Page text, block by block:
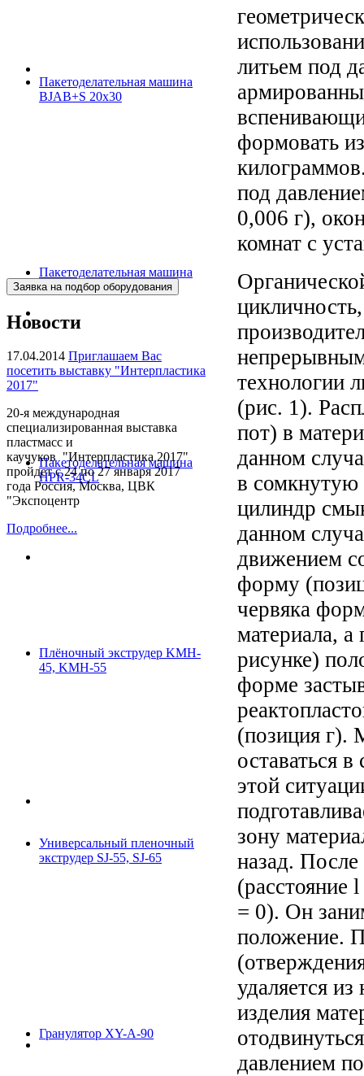
Пакетоделательная машина
BJAB+S 20x30
Пакетоделательная машина
BJAF+S 40*2M
Пакетоделательная машина
HPR-34CL
Плёночный экструдер KMH-
45, KMH-55
Универсальный пленочный
экструдер SJ-55, SJ-65
Гранулятор XY-A-90
Новости
17.04.2014 Приглашаем Вас
посетить выставку "Интерпластика
2017"
20-я международная
специализированная выставка
пластмасс и
каучуков "Интерпластика 2017"
пройдет с 24 по 27 января 2017
года Россия, Москва, ЦВК
"Экспоцентр
Подробнее...
литьем под
формовать
под
0,006 г),
комнат с
технологии
(рис. 1).
пот) в
данном
в сомкнутую
цилиндр
данном
движением
форму
червяка
материала, а
рисунке)
форме
(позиция г).
оставаться
этой
зону
назад. После
(расстояние
= 0). Он
положение.
удаляется
изделия
давлением